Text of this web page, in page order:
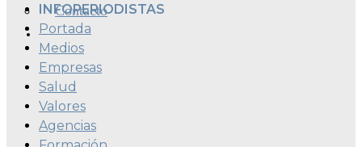
Contacto
INFOPERIODISTAS
Portada
Medios
Empresas
Salud
Valores
Agencias